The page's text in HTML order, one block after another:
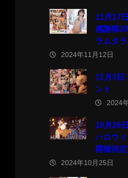
11月17
感謝祭
ラムタ
2024年11月12日
11月3日
ント
2024
10月26
ハロウ
開催決定
2024年10月25日